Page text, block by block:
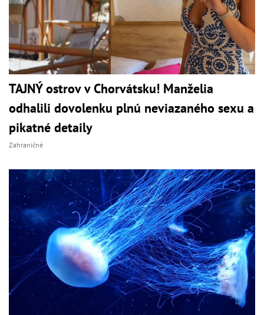
TAJNÝ ostrov v Chorvátsku! Manželia
odhalili dovolenku plnú neviazaného sexu a
pikatné detaily
Zahraničné